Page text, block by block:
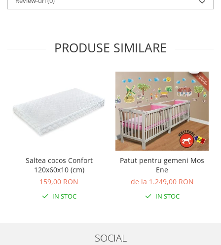
PRODUSE SIMILARE
Saltea cocos Confort
120x60x10 (cm)
159,00 RON
IN STOC
Patut pentru gemeni Mos
Ene
de la 1.249,00 RON
IN STOC
SOCIAL